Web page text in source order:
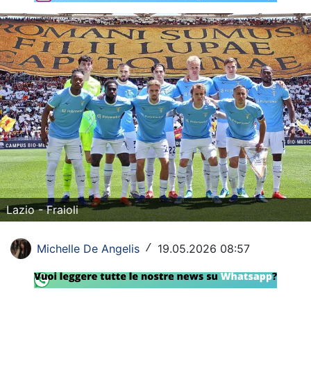
Rassegna Lazio
Social
Calcio
Serie A
Champions League
Europa League
Altri Sport
Formula 1
Tennis
Vela
Lazio - Fraioli
Michelle De Angelis / 19.05.2026 08:57